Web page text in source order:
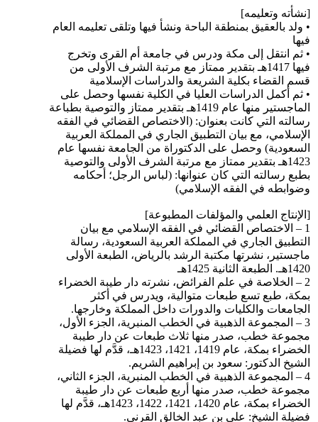
[نشأته وتعليمه]
• ولد بالعقيق بمنطقة الباحة ونشأ فيها وتلقى تعليمه العام
فيها
• ثم انتقل إلى مكة ودرس في جامعة أم القرى وتخرج
فيها 1417هـ بتقدير ممتاز مع مرتبة الشرف الأولى من
قسم القضاء بكلية الشريعة والدراسات الإسلامية
• ثم أكمل الدراسات العليا في الكلية نفسها وحصل على
الماجستير منها عام 1419هـ بتقدير ممتاز والتوصية بطباعة
رسالته التي كانت بعنوان: (الاختصاص القضائي في الفقه
الإسلامي، مع بيان التطبيق الجاري في المملكة العربية
السعودية) وحصل على الدكتوراة من الجامعة نفسها عام
1423هـ بتقدير ممتاز مع مرتبة الشرف الأولى والتوصية
بطبع رسالته التي كان عنوانها: (لباس الرجل؛ أحكامه
وضوابطه في الفقه الإسلامي)
[الإنتاج العلمي والمؤلفات المطبوعة]
1 – الاختصاص القضائي في الفقه الإسلامي مع بيان
التطبيق الجاري في المملكة العربية السعودية، رسالة
ماجستير، نشرتها مكتبة الرشد بالرياض، الطبعة الأولى
1420هـ. الطبعة الثانية 1425هـ
2 – الخلاصة في علم الفرائض، نشرته دار طيبة الخضراء
بمكة، طبع تسع طبعات متوالية، ويدرس في أكثر
الجامعات والكليات والدورات داخل المملكة وخارجها.
3 – المجموعة الذهبية في الخطب المنبرية، الجزء الأول،
مجموعة خطب، صدر منها ثلاث طبعات عن دار طيبة
الخضراء بمكة، عام 1419، 1421، 1423هـ، قدَّم لها فضيلة
الشيخ الدكتور: سعود بن إبراهيم الشريم.
4 – المجموعة الذهبية في الخطب المنبرية، الجزء الثاني،
مجموعة خطب، صدر منها أربع طبعات عن دار طيبة
الخضراء بمكة، عام 1420، 1421، 1422، 1423هـ، قدَّم لها
فضيلة الشيخ: علي بن عبد الخالق القرني.